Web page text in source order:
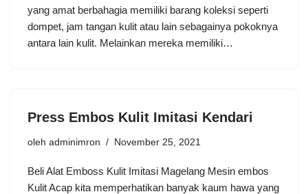
yang amat berbahagia memiliki barang koleksi seperti
dompet, jam tangan kulit atau lain sebagainya pokoknya
antara lain kulit. Melainkan mereka memiliki…
Press Embos Kulit Imitasi Kendari
oleh adminimron November 25, 2021
Beli Alat Emboss Kulit Imitasi Magelang Mesin embos
Kulit Acap kita memperhatikan banyak kaum hawa yang